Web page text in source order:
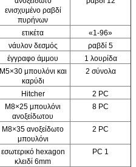
ενισχυμένο ραβδί
πυρήνων
ετικέτα
«1-96»
νάυλον δεσμός
ραβδί 5
έγγραφο άμμου
1 λουρίδα
M5×30 μπουλόνι και
καρύδι
2 σύνολα
Hitcher
2 PC
M8×25 μπουλόνι
ανοξείδωτου
8 PC
M8×35 ανοξείδωτο
μπουλόνι
2 PC
εσωτερικό hexagon
κλειδί 6mm
PC 1